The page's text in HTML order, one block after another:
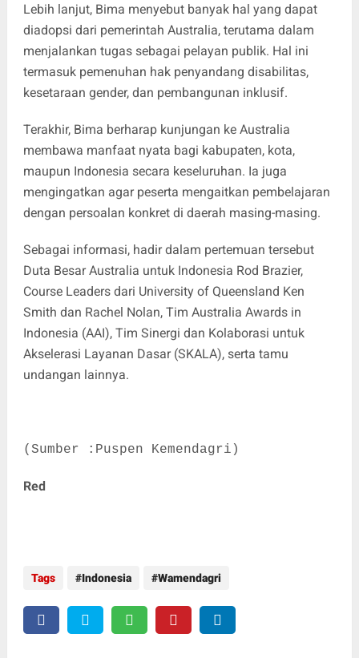
Lebih lanjut, Bima menyebut banyak hal yang dapat
diadopsi dari pemerintah Australia, terutama dalam
menjalankan tugas sebagai pelayan publik. Hal ini
termasuk pemenuhan hak penyandang disabilitas,
kesetaraan gender, dan pembangunan inklusif.
Terakhir, Bima berharap kunjungan ke Australia
membawa manfaat nyata bagi kabupaten, kota,
maupun Indonesia secara keseluruhan. Ia juga
mengingatkan agar peserta mengaitkan pembelajaran
dengan persoalan konkret di daerah masing-masing.
Sebagai informasi, hadir dalam pertemuan tersebut
Duta Besar Australia untuk Indonesia Rod Brazier,
Course Leaders dari University of Queensland Ken
Smith dan Rachel Nolan, Tim Australia Awards in
Indonesia (AAI), Tim Sinergi dan Kolaborasi untuk
Akselerasi Layanan Dasar (SKALA), serta tamu
undangan lainnya.
(Sumber :Puspen Kemendagri)
Red
Tags Indonesia Wamendagri